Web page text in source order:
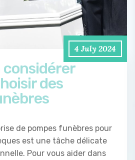
4 July 2024
considérer
des
de pompes funèbres pour
est une tâche délicate
Pour vous aider dans